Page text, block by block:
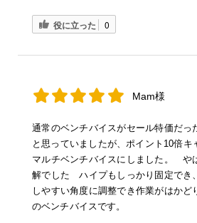
役に立った 0
Mam様
通常のベンチバイスがセール特価だっ
と思っていましたが、ポイント10倍キ
マルチベンチバイスにしました。 や
解でした ハイプもしっかり固定でき
しやすい角度に調整でき作業がはか
のベンチバイスです。